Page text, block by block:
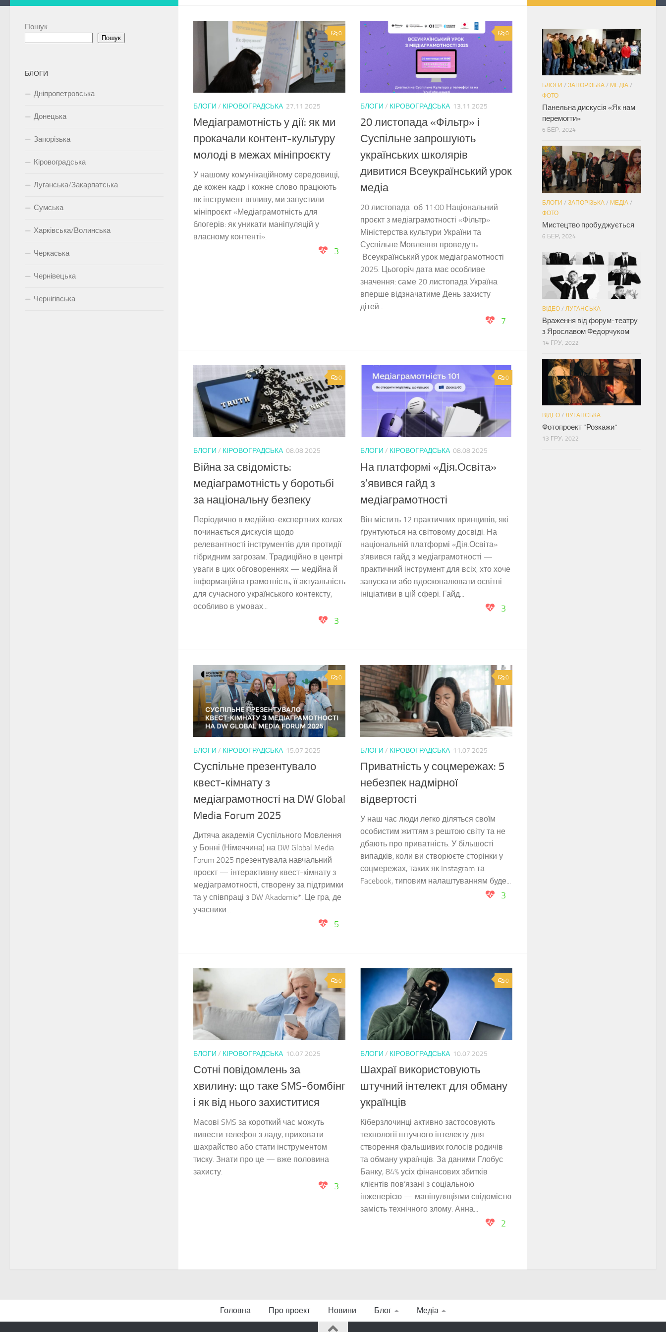
0
БЛОГИ / КІРОВОГРАДСЬКА 27.11.2025
Медіаграмотність у дії: як ми
прокачали контент-культуру
молоді в межах мініпроєкту
У нашому комунікаційному середовищі,
де кожен кадр і кожне слово працюють
як інструмент впливу, ми запустили
мініпроєкт «Медіаграмотність для
блогерів: як уникати маніпуляцій у
власному контенті».
3
0
БЛОГИ / КІРОВОГРАДСЬКА 13.11.2025
20 листопада «Фільтр» і
Суспільне запрошують
українських школярів
дивитися Всеукраїнський урок
медіа
20 листопада об 11:00 Національний
проєкт з медіаграмотності «Фільтр»
Міністерства культури України та
Суспільне Мовлення проведуть
Всеукраїнський урок медіаграмотності
2025. Цьогоріч дата має особливе
значення: саме 20 листопада Україна
вперше відзначатиме День захисту
дітей...
7
0
БЛОГИ / КІРОВОГРАДСЬКА 08.08.2025
Війна за свідомість:
медіаграмотність у боротьбі
за національну безпеку
Періодично в медійно-експертних колах
починається дискусія щодо
релевантності інструментів для протидії
гібридним загрозам. Традиційно в центрі
уваги в цих обговореннях — медійна й
інформаційна грамотність, її актуальність
для сучасного українського контексту,
особливо в умовах...
3
0
БЛОГИ / КІРОВОГРАДСЬКА 08.08.2025
На платформі «Дія.Освіта»
з’явився гайд з
медіаграмотності
Він містить 12 практичних принципів, які
ґрунтуються на світовому досвіді. На
національній платформі «Дія.Освіта»
з’явився гайд з медіаграмотності —
практичний інструмент для всіх, хто хоче
запускати або вдосконалювати освітні
ініціативи в цій сфері. Гайд...
3
0
БЛОГИ / КІРОВОГРАДСЬКА 15.07.2025
Суспільне презентувало
квест-кімнату з
медіаграмотності на DW Global
Media Forum 2025
Дитяча академія Суспільного Мовлення
у Бонні (Німеччина) на DW Global Media
Forum 2025 презентувала навчальний
проєкт — інтерактивну квест-кімнату з
медіаграмотності, створену за підтримки
та у співпраці з DW Akademie*. Це гра, де
учасники...
5
0
БЛОГИ / КІРОВОГРАДСЬКА 11.07.2025
Приватність у соцмережах: 5
небезпек надмірної
відвертості
У наш час люди легко діляться своїм
особистим життям з рештою світу та не
дбають про приватність. У більшості
випадків, коли ви створюєте сторінки у
соцмережах, таких як Instagram та
Facebook, типовим налаштуванням буде...
3
0
БЛОГИ / КІРОВОГРАДСЬКА 10.07.2025
Сотні повідомлень за
хвилину: що таке SMS-бомбінг
і як від нього захиститися
Масові SMS за короткий час можуть
вивести телефон з ладу, приховати
шахрайство або стати інструментом
тиску. Знати про це — вже половина
захисту.
3
0
БЛОГИ / КІРОВОГРАДСЬКА 10.07.2025
Шахраї використовують
штучний інтелект для обману
українців
Кіберзлочинці активно застосовують
технології штучного інтелекту для
створення фальшивих голосів родичів
та обману українців. За даними Глобус
Банку, 84% усіх фінансових збитків
клієнтів пов’язані з соціальною
інженерією — маніпуляціями свідомістю
замість технічного злому. Анна...
2
Пошук
Пошук
БЛОГИ
Дніпропетровська
Донецька
Запорізька
Кіровоградська
Луганська/Закарпатська
Сумська
Харківська/Волинська
Черкаська
Чернівецька
Чернігівська
БЛОГИ / ЗАПОРІЗЬКА / МЕДІА /
ФОТО
Панельна дискусія «Як нам
перемогти»
6 БЕР, 2024
БЛОГИ / ЗАПОРІЗЬКА / МЕДІА /
ФОТО
Мистецтво пробуджується
6 БЕР, 2024
ВІДЕО / ЛУГАНСЬКА
Враження від форум-театру
з Ярославом Федорчуком
14 ГРУ, 2022
ВІДЕО / ЛУГАНСЬКА
Фотопроект “Розкажи”
13 ГРУ, 2022
Головна Про проект Новини Блог Медіа